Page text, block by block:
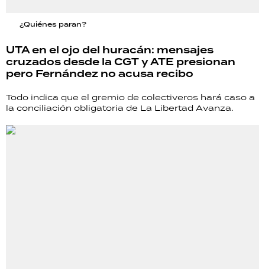
¿Quiénes paran?
UTA en el ojo del huracán: mensajes
cruzados desde la CGT y ATE presionan
pero Fernández no acusa recibo
Todo indica que el gremio de colectiveros hará caso a
la conciliación obligatoria de La Libertad Avanza.